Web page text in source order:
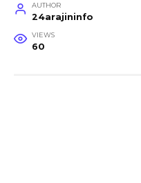
AUTHOR
24arajininfo
VIEWS
60